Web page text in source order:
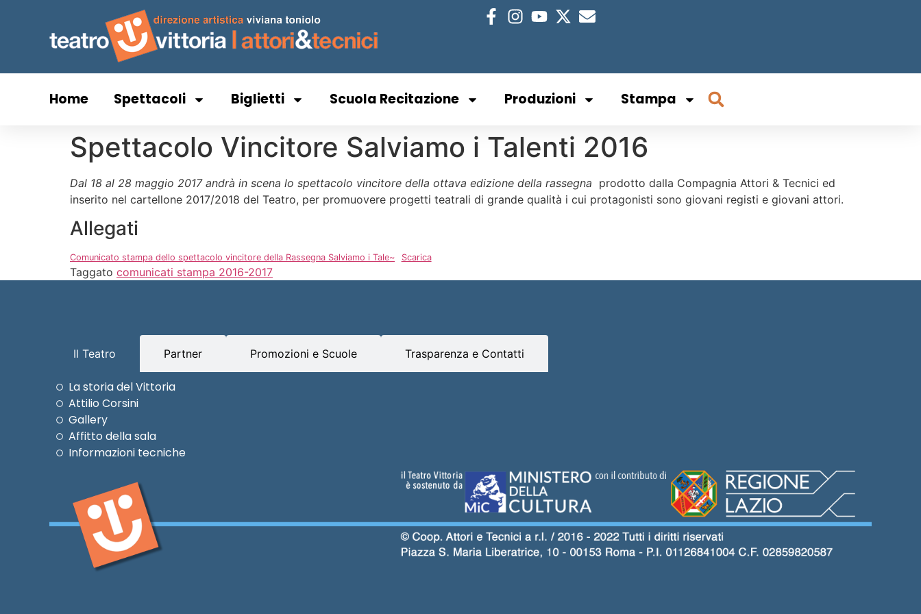
Home Spettacoli Biglietti Scuola Recitazione Produzioni Stampa
Spettacolo Vincitore Salviamo i Talenti 2016
Dal 18 al 28 maggio 2017 andrà in scena lo spettacolo vincitore della ottava edizione della rassegna prodotto dalla Compagnia Attori & Tecnici ed
inserito nel cartellone 2017/2018 del Teatro, per promuovere progetti teatrali di grande qualità i cui protagonisti sono giovani registi e giovani attori.
Allegati
Comunicato stampa dello spettacolo vincitore della Rassegna Salviamo i Tale~ Scarica
Taggato comunicati stampa 2016-2017
Il Teatro Partner Promozioni e Scuole Trasparenza e Contatti
La storia del Vittoria
Attilio Corsini
Gallery
Affitto della sala
Informazioni tecniche